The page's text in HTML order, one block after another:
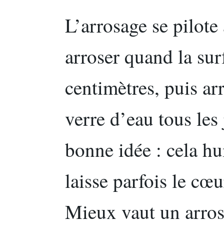
L’arrosage se
arroser quand la
centimètres, puis
verre d’eau tous
bonne idée : cela
laisse parfois le
Mieux vaut un